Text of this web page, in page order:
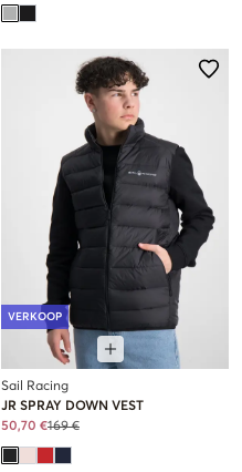
VERKOOP
Sail Racing
JR SPRAY DOWN VEST
50,70 €169 €